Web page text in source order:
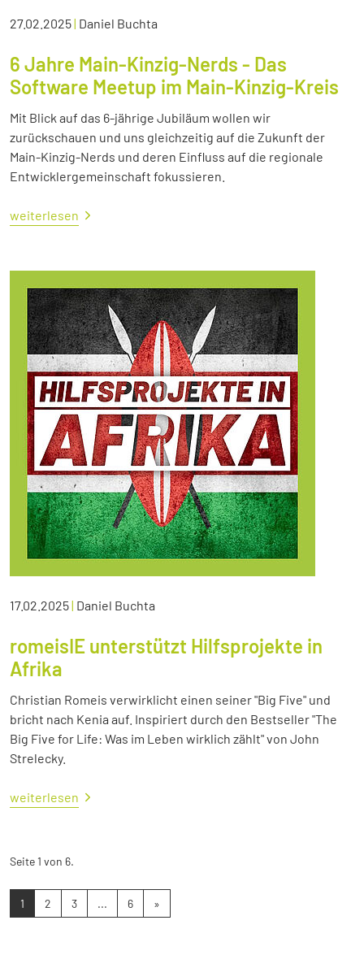
27.02.2025| Daniel Buchta
6 Jahre Main-Kinzig-Nerds - Das
Software Meetup im Main-Kinzig-Kreis
Mit Blick auf das 6-jährige Jubiläum wollen wir
zurückschauen und uns gleichzeitig auf die Zukunft der
Main-Kinzig-Nerds und deren Einfluss auf die regionale
Entwicklergemeinschaft fokussieren.
weiterlesen
17.02.2025| Daniel Buchta
romeisIE unterstützt Hilfsprojekte in
Afrika
Christian Romeis verwirklicht einen seiner "Big Five" und
bricht nach Kenia auf. Inspiriert durch den Bestseller "The
Big Five for Life: Was im Leben wirklich zählt" von John
Strelecky.
weiterlesen
Seite 1 von 6.
1 2 3 ... 6 »